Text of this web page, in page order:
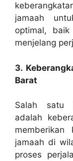
jamaah
optimal,
menjelang
3.
Barat
Salah satu
adalah
memberikan
jamaah di
proses